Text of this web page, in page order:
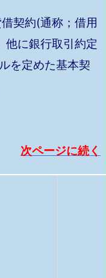
契約(通称；借用
他に銀行取引約定
を定めた基本契
次ページに続く